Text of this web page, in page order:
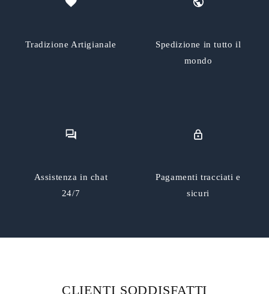
Tradizione Artigianale
Spedizione in tutto il
mondo
Assistenza in chat
24/7
Pagamenti tracciati e
sicuri
CLIENTI SODDISFATTI